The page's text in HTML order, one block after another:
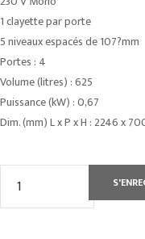
1 clayette par porte
5 niveaux espacés de 107?mm
Portes : 4
Volume (litres) : 625
Puissance (kW) : 0,67
Dim. (mm) L x P x H : 2246 x